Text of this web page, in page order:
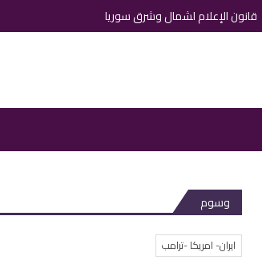
قانون الإعلام لشمال وشرق سوريا
وسوم
ايران- امريكا -ترامب